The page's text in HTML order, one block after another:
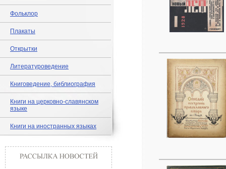
Фольклор
Плакаты
Открытки
Литературоведение
Книговедение, библиография
Книги на церковно-славянском
языке
Книги на иностранных языках